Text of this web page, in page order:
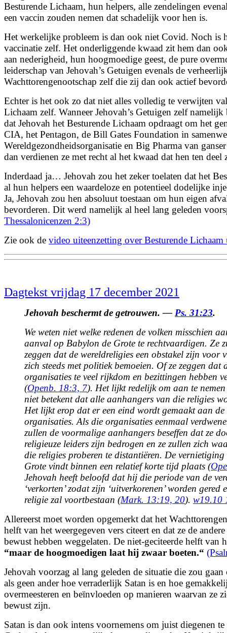
Besturende Lichaam, hun helpers, alle zendelingen
een vaccin zouden nemen dat schadelijk voor hen is.
Het werkelijke probleem is dan ook niet Covid. Noch is
vaccinatie zelf. Het onderliggende kwaad zit hem dan
aan nederigheid, hun hoogmoedige geest, de pure
leiderschap van Jehovah’s Getuigen evenals de
Wachttorengenootschap zelf die zij dan ook actief
Echter is het ook zo dat niet alles volledig te verwijten
Lichaam zelf. Wanneer Jehovah’s Getuigen zelf
dat Jehovah het Besturende Lichaam opdraagt om het
CIA, het Pentagon, de Bill Gates Foundation in
Wereldgezondheidsorganisatie en Big Pharma van
dan verdienen ze met recht al het kwaad dat hen ten deel
Inderdaad ja… Jehovah zou het zeker toelaten dat het
al hun helpers een waardeloze en potentieel dodelijke
Ja, Jehovah zou hen absoluut toestaan om hun eigen
bevorderen. Dit werd namelijk al heel lang geleden
Thessalonicenzen 2:3)
Zie ook de video uiteenzetting over Besturende
Dagtekst vrijdag 17 december 2021
Jehovah beschermt de getrouwen. — Ps. 31:23.
We weten niet welke redenen de volken misschien
aanval op Babylon de Grote te rechtvaardigen. Ze
zeggen dat de wereldreligies een obstakel zijn voor
zich steeds met politiek bemoeien. Of ze zeggen dat
organisaties te veel rijkdom en bezittingen hebben
(Openb. 18:3, 7). Het lijkt redelijk om aan te
niet betekent dat alle aanhangers van die religies
Het lijkt erop dat er een eind wordt gemaakt aan de
organisaties. Als die organisaties eenmaal
zullen de voormalige aanhangers beseffen dat ze
religieuze leiders zijn bedrogen en ze zullen zich
die religies proberen te distantiëren. De
Grote vindt binnen een relatief korte tijd plaats (
Jehovah heeft beloofd dat hij die periode van de
‘verkorten’ zodat zijn ‘uitverkorenen’ worden gered
religie zal voortbestaan (Mark. 13:19, 20). w19.10
Allereerst moet worden opgemerkt dat het
helft van het weergegeven vers citeert en dat ze de
bewust hebben weggelaten. De niet-geciteerde helft van
“maar de hoogmoedigen laat hij zwaar boeten.“
Jehovah voorzag al lang geleden de situatie die zou
als geen ander hoe verraderlijk Satan is en hoe
overmeesteren en beïnvloeden op manieren waarvan ze
bewust zijn.
Satan is dan ook intens voornemens om juist diegenen